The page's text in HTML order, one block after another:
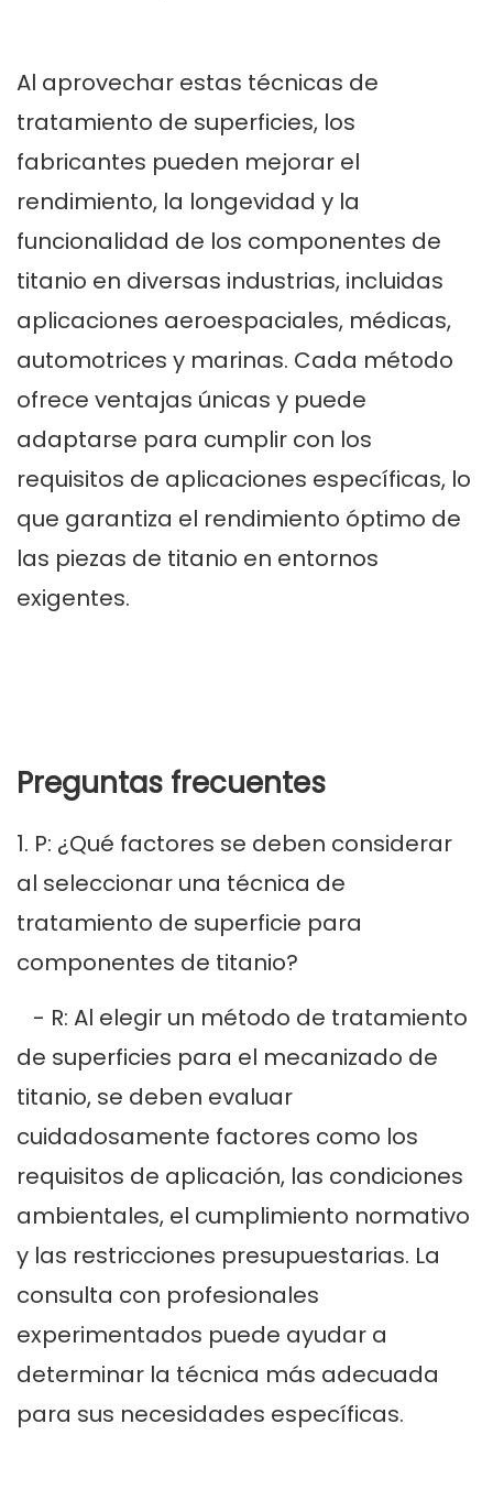
Al aprovechar estas técnicas de
tratamiento de superficies, los
fabricantes pueden mejorar el
rendimiento, la longevidad y la
funcionalidad de los componentes de
titanio en diversas industrias, incluidas
aplicaciones aeroespaciales, médicas,
automotrices y marinas. Cada método
ofrece ventajas únicas y puede
adaptarse para cumplir con los
requisitos de aplicaciones específicas, lo
que garantiza el rendimiento óptimo de
las piezas de titanio en entornos
exigentes.
Preguntas frecuentes
1. P: ¿Qué factores se deben considerar
al seleccionar una técnica de
tratamiento de superficie para
componentes de titanio?
- R: Al elegir un método de tratamiento
de superficies para el mecanizado de
titanio, se deben evaluar
cuidadosamente factores como los
requisitos de aplicación, las condiciones
ambientales, el cumplimiento normativo
y las restricciones presupuestarias. La
consulta con profesionales
experimentados puede ayudar a
determinar la técnica más adecuada
para sus necesidades específicas.